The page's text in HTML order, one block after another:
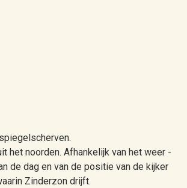
het noorden. Afhankelijk van het weer -
de dag en van de positie van de kijker
Zinderzon drijft.